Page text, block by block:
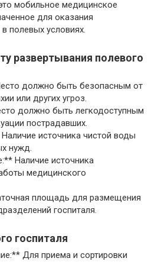
мобильное медицинское
для оказания
полевых условиях.
развертывания полевого
должно быть безопасным от
или других угроз.
должно быть легкодоступным
пострадавших.
источника чистой воды
нужд.
Наличие источника
медицинского
площадь для размещения
госпиталя.
госпиталя
Для приема и сортировки